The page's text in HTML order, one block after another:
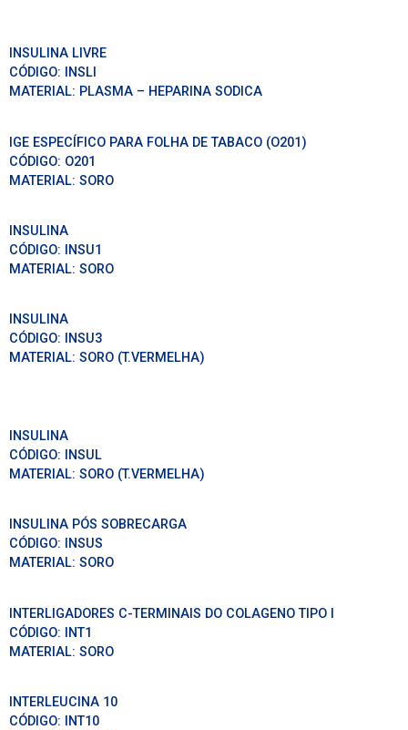
INSULINA LIVRE
CÓDIGO:
INSLI
MATERIAL: PLASMA – HEPARINA SODICA
IGE ESPECÍFICO PARA FOLHA DE TABACO (O201)
CÓDIGO: O201
MATERIAL: SORO
INSULINA
CÓDIGO:
INSU1
MATERIAL: SORO
INSULINA
CÓDIGO: INSU3
MATERIAL: SORO (T.VERMELHA)
INSULINA
CÓDIGO:
INSUL
MATERIAL: SORO (T.VERMELHA)
INSULINA PÓS SOBRECARGA
CÓDIGO:
INSUS
MATERIAL: SORO
INTERLIGADORES C-TERMINAIS DO COLAGENO TIPO I
CÓDIGO:
INT1
MATERIAL: SORO
INTERLEUCINA 10
CÓDIGO:
INT10